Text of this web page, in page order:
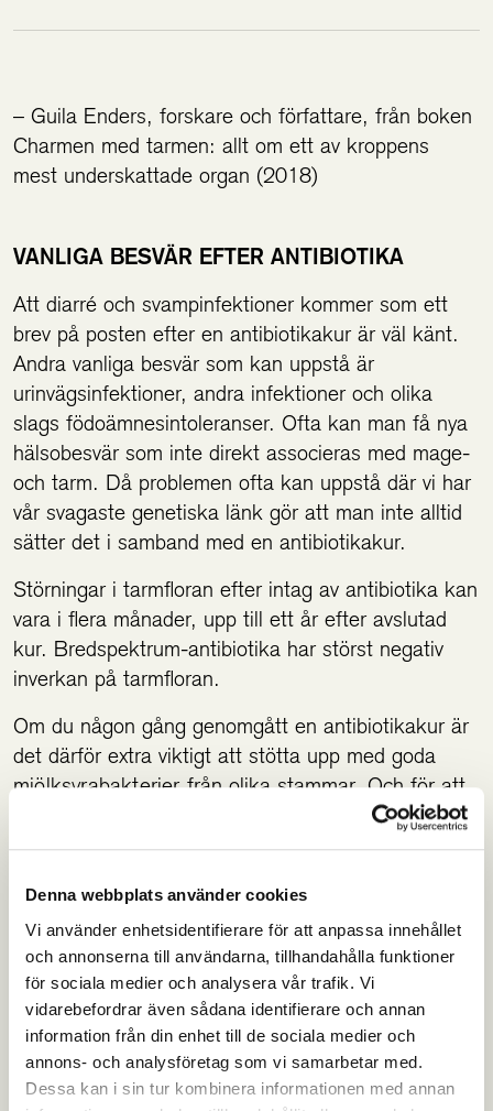
Denna webbplats använder cookies
Vi använder enhetsidentifierare för att anpassa innehållet
och annonserna till användarna, tillhandahålla funktioner
för sociala medier och analysera vår trafik. Vi
vidarebefordrar även sådana identifierare och annan
information från din enhet till de sociala medier och
annons- och analysföretag som vi samarbetar med.
Dessa kan i sin tur kombinera informationen med annan
– Guila Enders, forskare och författare, från boken
Charmen med tarmen: allt om ett av kroppens
mest underskattade organ (2018)
VANLIGA BESVÄR EFTER ANTIBIOTIKA
Att diarré och svampinfektioner kommer som ett
brev på posten efter en antibiotikakur är väl känt.
Andra vanliga besvär som kan uppstå är
urinvägsinfektioner, andra infektioner och olika
slags födoämnesintoleranser. Ofta kan man få nya
hälsobesvär som inte direkt associeras med mage-
och tarm. Då problemen ofta kan uppstå där vi har
vår svagaste genetiska länk gör att man inte alltid
sätter det i samband med en antibiotikakur.
Störningar i tarmfloran efter intag av antibiotika kan
vara i flera månader, upp till ett år efter avslutad
kur. Bredspektrum-antibiotika har störst negativ
inverkan på tarmfloran.
Om du någon gång genomgått en antibiotikakur är
det därför extra viktigt att stötta upp med goda
mjölksyrabakterierfrån olika stammar. Och för att
mjölksyrabakteriet ska kunna må bra och frodas
behöver de sin älsklingsmat fibrer.
TAGIT ANTIBIOTIKA
Probiotika kan tas i samband med en
antibiotikakur, dock ej samtidigt. Det bör gå ett
par timmar mellan intag av probiotika och
antibiotika.